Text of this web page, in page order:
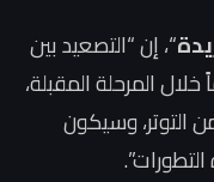
“، إن “التصعيد بين
المرحلة المقبلة،
التوتر، وسيكون